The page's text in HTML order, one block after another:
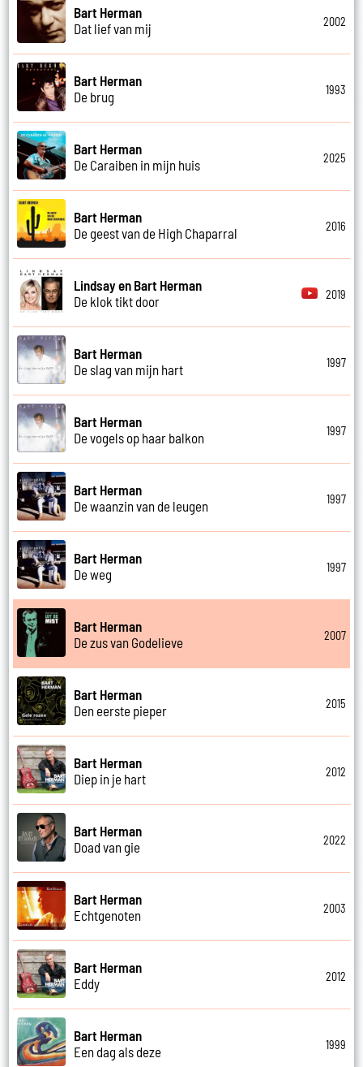
Bart Herman
Dat lief van mij
2002
Bart Herman
De brug
1993
Bart Herman
De Caraiben in mijn huis
2025
Bart Herman
De geest van de High Chaparral
2016
Lindsay en Bart Herman
De klok tikt door
2019
Bart Herman
De slag van mijn hart
1997
Bart Herman
De vogels op haar balkon
1997
Bart Herman
De waanzin van de leugen
1997
Bart Herman
De weg
1997
Bart Herman
De zus van Godelieve
2007
Bart Herman
Den eerste pieper
2015
Bart Herman
Diep in je hart
2012
Bart Herman
Doad van gie
2022
Bart Herman
Echtgenoten
2003
Bart Herman
Eddy
2012
Bart Herman
Een dag als deze
1999